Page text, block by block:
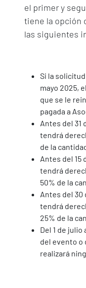
el primer y
tiene la opción
las siguientes
Si la
mayo 2025,
que se le
pagada a
Antes del 31
tendrá
de la
Antes del 15
tendrá
50% de la
Antes del 30
tendrá
25% de la
Del 1 de julio
del evento o
realizará